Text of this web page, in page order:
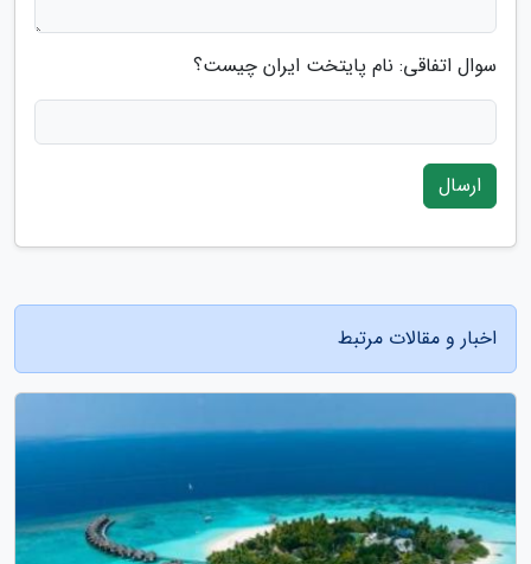
سوال اتفاقی: نام پایتخت ایران چیست؟
ارسال
اخبار و مقالات مرتبط